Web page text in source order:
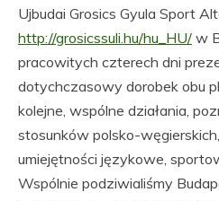
Ujbudai Grosics Gyula Sport
http://grosicssuli.hu/hu_HU/ w
pracowitych czterech dni
dotychczasowy dorobek obu
kolejne, wspólne działania,
stosunków polsko-
umiejętności językowe,
Wspólnie podziwialiśmy